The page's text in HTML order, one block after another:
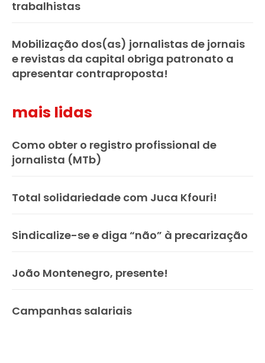
trabalhistas
Mobilização dos(as) jornalistas de jornais
e revistas da capital obriga patronato a
apresentar contraproposta!
mais lidas
Como obter o registro profissional de
jornalista (MTb)
Total solidariedade com Juca Kfouri!
Sindicalize-se e diga “não” à precarização
João Montenegro, presente!
Campanhas salariais